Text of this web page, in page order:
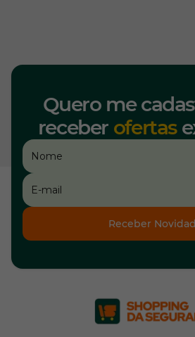
Quero me
receber ofertas
Receber